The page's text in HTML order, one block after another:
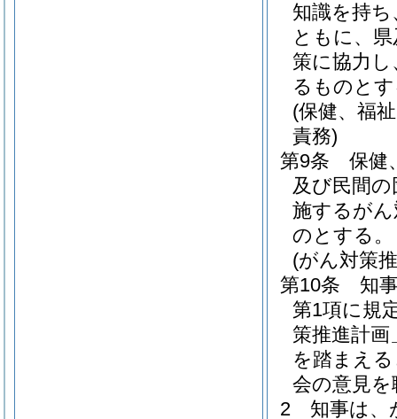
知識を持
ともに、
策に協力
るものと
(保健、福
責務)
第9条
保健
及び民間
施するが
のとする。
(がん対策
第10条
知
第1項に規
策推進計
を踏まえ
会の意見
2
知事は、